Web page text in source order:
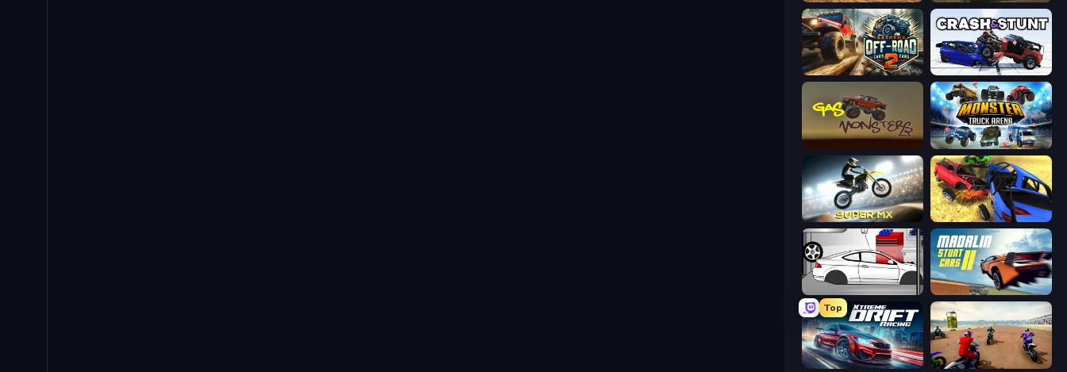
Extreme Offroad Cars 2 Crash & Stunt
Monster Truck Arena
Super MX - Last Season Car Crash Simulator Royale
Drag Racer V2 Madalin Stunt Cars 2
Top
Xtreme DRIFT Racing Super MX - The Champion